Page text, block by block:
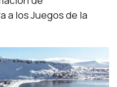
a los Juegos de la